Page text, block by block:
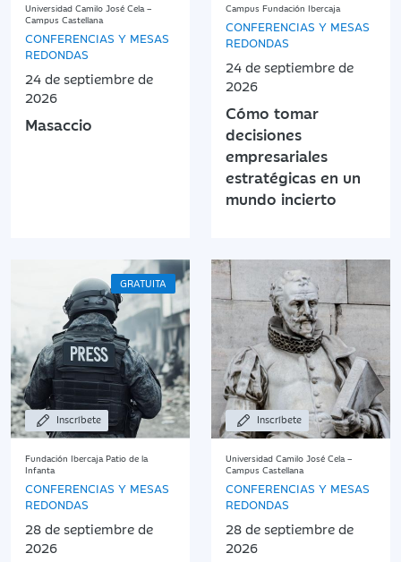
Universidad Camilo José Cela –
Campus Castellana
CONFERENCIAS Y MESAS
REDONDAS
24 de septiembre de
2026
Masaccio
Campus Fundación Ibercaja
CONFERENCIAS Y MESAS
REDONDAS
24 de septiembre de
2026
Cómo tomar
decisiones
empresariales
estratégicas en un
mundo incierto
GRATUITA
Inscríbete
Fundación Ibercaja Patio de la
Infanta
CONFERENCIAS Y MESAS
REDONDAS
28 de septiembre de
2026
Inscríbete
Universidad Camilo José Cela –
Campus Castellana
CONFERENCIAS Y MESAS
REDONDAS
28 de septiembre de
2026